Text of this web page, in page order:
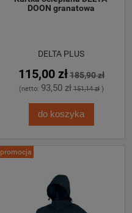
DOON granatowa
DELTA PLUS
115,00 zł185,90 zł
(netto: 93,50 zł 151,14 zł)
do koszyka
promocja